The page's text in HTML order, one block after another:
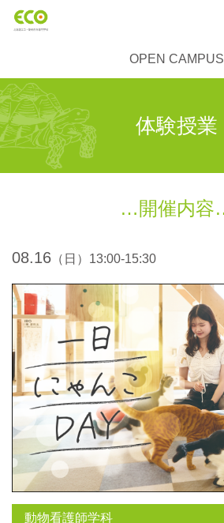
OPEN CAMPUS
体験授業
開催内容
08.16 （日）13:00-15:30
動物看護師学科